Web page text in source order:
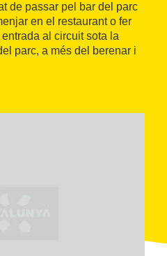
de passar pel bar del parc
en el restaurant o fer
al circuit sota la
parc, a més del berenar i